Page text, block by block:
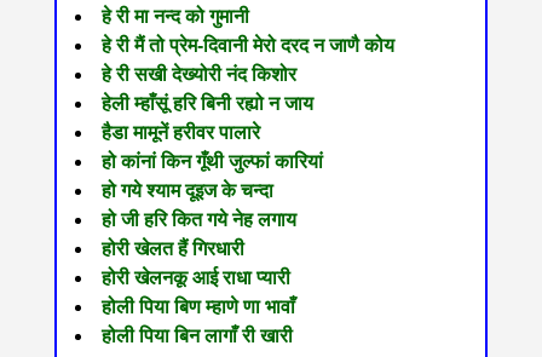
हे री मा नन्द को गुमानी
हे री मैं तो प्रेम-दिवानी मेरो दरद न जाणै कोय
हे री सखी देख्योरी नंद किशोर
हेली म्हाँसूं हरि बिनी रह्यो न जाय
हैडा मामूनें हरीवर पालारे
हो कांनां किन गूँथी जुल्फां कारियां
हो गये श्याम दूइज के चन्दा
हो जी हरि कित गये नेह लगाय
होरी खेलत हैं गिरधारी
होरी खेलनकू आई राधा प्यारी
होली पिया बिण म्हाणे णा भावाँ
होली पिया बिन लागाँ री खारी